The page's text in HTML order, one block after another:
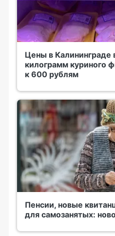
Цены в Калининграде
килограмм куриного
к 600 рублям
Пенсии, новые
для самозанятых: